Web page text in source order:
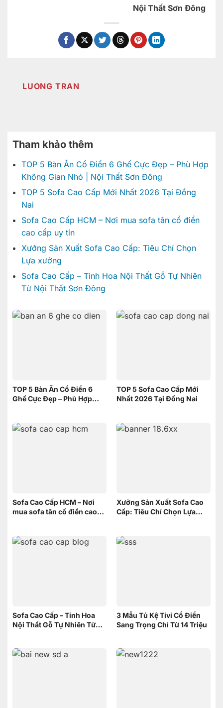
Nội Thất Sơn Đông
LUONG TRAN
Tham khảo thêm
TOP 5 Bàn Ăn Cổ Điển 6 Ghế Cực Đẹp – Phù Hợp
Không Gian Nhỏ | Nội Thất Sơn Đông
TOP 5 Sofa Cao Cấp Mới Nhất 2026 Tại Đồng
Nai
Sofa Cao Cấp HCM – Nơi mua sofa tân cổ điển
cao cấp uy tín
Xưởng Sản Xuất Sofa Cao Cấp: Tiêu Chí Chọn
Lựa xưởng
Sofa Cao Cấp – Tinh Hoa Nội Thất Gỗ Tự Nhiên
Từ Nội Thất Sơn Đông
TOP 5 Bàn Ăn Cổ Điển 6
Ghế Cực Đẹp – Phù Hợp
TOP 5 Sofa Cao Cấp Mới
Nhất 2026 Tại Đồng Nai
Sofa Cao Cấp HCM – Nơi
mua sofa tân cổ điển cao
Xưởng Sản Xuất Sofa Cao
Cấp: Tiêu Chí Chọn Lựa
Sofa Cao Cấp – Tinh Hoa
Nội Thất Gỗ Tự Nhiên Từ
3 Mẫu Tủ Kệ Tivi Cổ Điển
Sang Trọng Chỉ Từ 14 Triệu